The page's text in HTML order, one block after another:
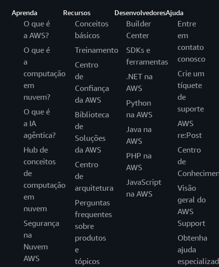
Aprenda
O que é
a AWS?
O que é
a
computação
em
nuvem?
O que é
a IA
agêntica?
Hub de
conceitos
de
computação
em
nuvem
Segurança
na
Nuvem
AWS
Recursos
Conceitos
básicos
Treinamento
Centro
de
Confiança
da AWS
Biblioteca
de
Soluções
da AWS
Centro
de
arquitetura
Perguntas
frequentes
sobre
produtos
e
tópicos
Desenvolvedores
Builder
Center
SDKs e
ferramentas
.NET na
AWS
Python
na AWS
Java na
AWS
PHP na
AWS
JavaScript
na AWS
Ajuda
Entre
em
contato
conosco
Crie um
tíquete
de
suporte
AWS
re:Post
Centro
de
Visão
geral do
AWS
Support
Obtenha
ajuda